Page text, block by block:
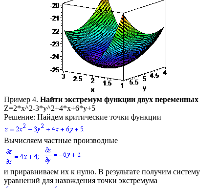
Пример 4. Найти экстремум функции двух переменных
Z=2*x^2-3*y^2+4*x+6*y+5
Решение: Найдем критические точки функции
Вычисляем частные производные
и приравниваем их к нулю. В результате получим систему
уравнений для нахождения точки экстремума